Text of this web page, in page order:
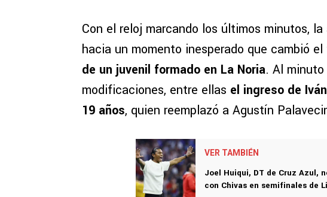
Con el reloj marcando los últimos minutos,
hacia un momento inesperado que cambió
de un juvenil formado en La Noria. Al minuto
modificaciones, entre ellas el ingreso de
19 años, quien reemplazó a Agustín
VER TAMBIÉN
Joel Huiqui, DT de Cruz Azul,
con Chivas en semifinales de